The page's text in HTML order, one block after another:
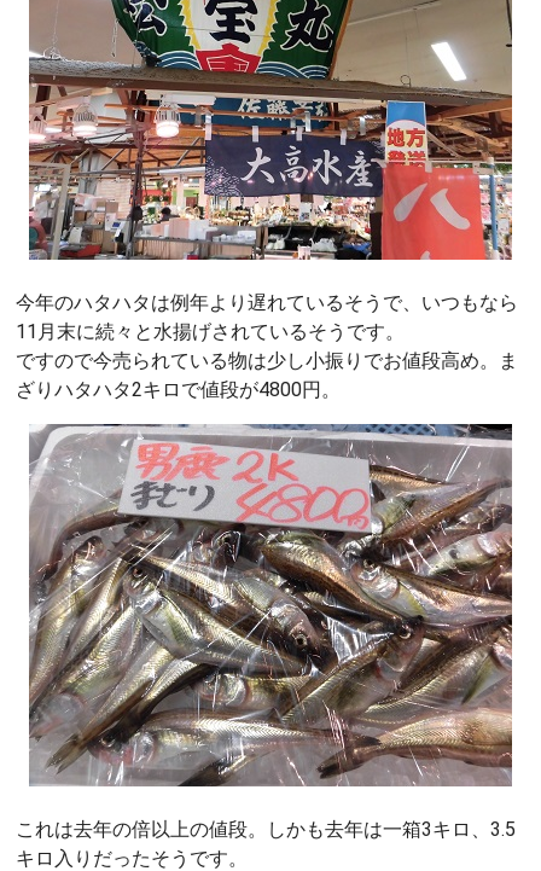
今年のハタハタは例年より遅れているそうで、いつもなら
11月末に続々と水揚げされているそうです。
ですので今売られている物は少し小振りでお値段高め。ま
ざりハタハタ2キロで値段が4800円。
これは去年の倍以上の値段。しかも去年は一箱3キロ、3.5
キロ入りだったそうです。